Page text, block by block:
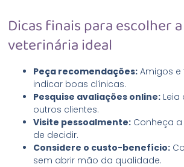
Dicas finais para escolher
veterinária ideal
Peça recomendações: Amigos
indicar boas clínicas.
Pesquise avaliações online:
outros clientes.
Visite pessoalmente: Conheça
de decidir.
Considere o custo-benefício:
sem abrir mão da qualidade.